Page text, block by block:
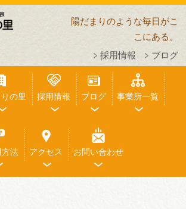
陽だまりのような毎日がこ
こにある。
採用情報
ブログ
の里 採用情報 ブログ 事業所一覧
方法 アクセス お問い合わせ